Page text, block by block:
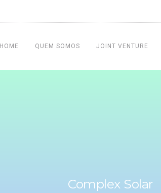
HOME QUEM SOMOS JOINT VENTURE
Complex Solar